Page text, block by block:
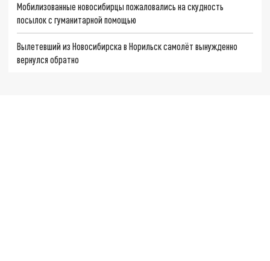
Мобилизованные новосибирцы пожаловались на скудность
посылок с гуманитарной помощью
Вылетевший из Новосибирска в Норильск самолёт вынужденно
вернулся обратно